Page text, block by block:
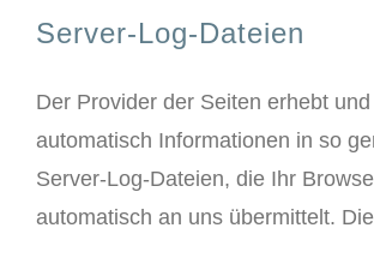
Server-Log-Dateien
Der Provider der Seiten erhebt
automatisch Informationen in so
Server-Log-Dateien, die Ihr
automatisch an uns übermittelt.